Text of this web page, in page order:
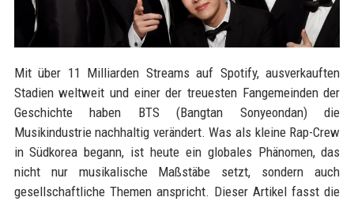
Mit über 11 Milliarden Streams auf Spotify, ausverkauften
Stadien weltweit und einer der treuesten Fangemeinden der
Geschichte haben BTS (Bangtan Sonyeondan) die
Musikindustrie nachhaltig verändert. Was als kleine Rap-Crew
in Südkorea begann, ist heute ein globales Phänomen, das
nicht nur musikalische Maßstäbe setzt, sondern auch
gesellschaftliche Themen anspricht. Dieser Artikel fasst die